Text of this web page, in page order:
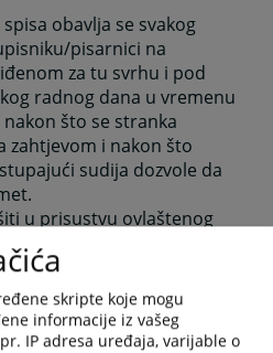
obavlja se svakog
pisarnici na
za tu svrhu i pod
radnog dana u vremenu
nakon što se stranka
zahtjevom i nakon što
sudija dozvole da
u prisustvu ovlaštenog
PREGLEDA
skripte koje mogu
informacije iz vašeg
IP adresa uređaja, varijable o